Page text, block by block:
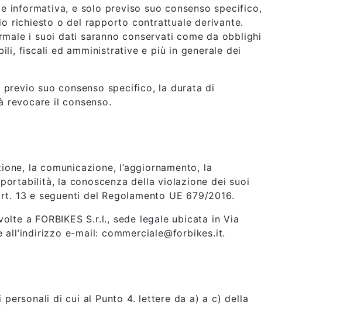
informativa, e solo previso suo consenso specifico,
richiesto o del rapporto contrattuale derivante.
i suoi dati saranno conservati come da obblighi
fiscali ed amministrative e più in generale dei
suo consenso specifico, la durata di
revocare il consenso.
la comunicazione, l’aggiornamento, la
la conoscenza della violazione dei suoi
13 e seguenti del Regolamento UE 679/2016.
a FORBIKES S.r.l., sede legale ubicata in Via
e-mail: commerciale@forbikes.it.
di cui al Punto 4. lettere da a) a c) della